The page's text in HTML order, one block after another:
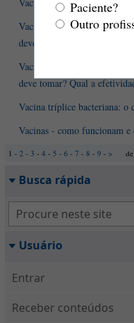
Paciente?
Outro
Vacina Sabin: o que é? O
deve tomar? Qual a
Vacina Salk: o que é? O
deve tomar? Qual a
Vacina tríplice bacteriana: o
Vacinas - como funcionam e
1 - 2 - 3 - 4 - 5 - 6 - 7 - 8 - 9 - >
Busca rápida
Usuário
Entrar
Receber conteúdos